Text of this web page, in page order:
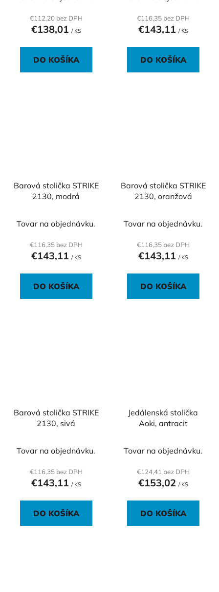
€112,20 bez DPH
€138,01 / KS
DO KOŠÍKA
€116,35 bez DPH
€143,11 / KS
DO KOŠÍKA
Barová stolička STRIKE
2130, modrá
Tovar na objednávku.
€116,35 bez DPH
€143,11 / KS
DO KOŠÍKA
Barová stolička STRIKE
2130, oranžová
Tovar na objednávku.
€116,35 bez DPH
€143,11 / KS
DO KOŠÍKA
Barová stolička STRIKE
2130, sivá
Tovar na objednávku.
€116,35 bez DPH
€143,11 / KS
DO KOŠÍKA
Jedálenská stolička
Aoki, antracit
Tovar na objednávku.
€124,41 bez DPH
€153,02 / KS
DO KOŠÍKA